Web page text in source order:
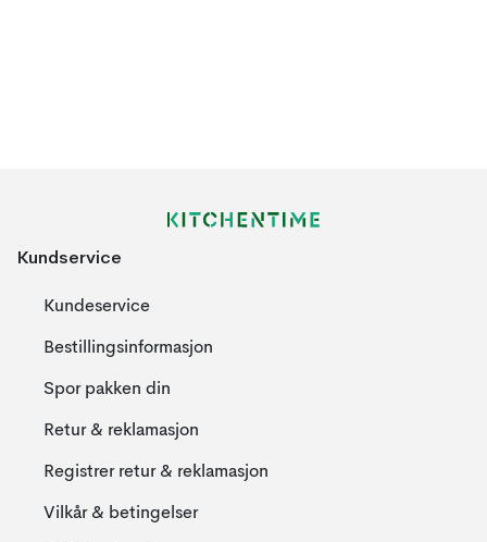
Kundservice
Kundeservice
Bestillingsinformasjon
Spor pakken din
Retur & reklamasjon
Registrer retur & reklamasjon
Vilkår & betingelser